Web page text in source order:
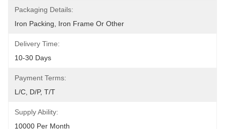
Packaging Details:
Iron Packing, Iron Frame Or Other
Delivery Time:
10-30 Days
Payment Terms:
L/C, D/P, T/T
Supply Ability:
10000 Per Month